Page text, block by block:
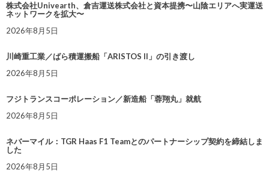
株式会社Univearth、倉吉運送株式会社と資本提携〜山陰エリアへ実運送
ネットワークを拡大〜
2026年8月5日
川崎重工業／ばら積運搬船「ARISTOS II」の引き渡し
2026年8月5日
フジトランスコーポレーション／新造船「蓉翔丸」就航
2026年8月5日
ネバーマイル：TGR Haas F1 Teamとのパートナーシップ契約を締結しま
した
2026年8月5日